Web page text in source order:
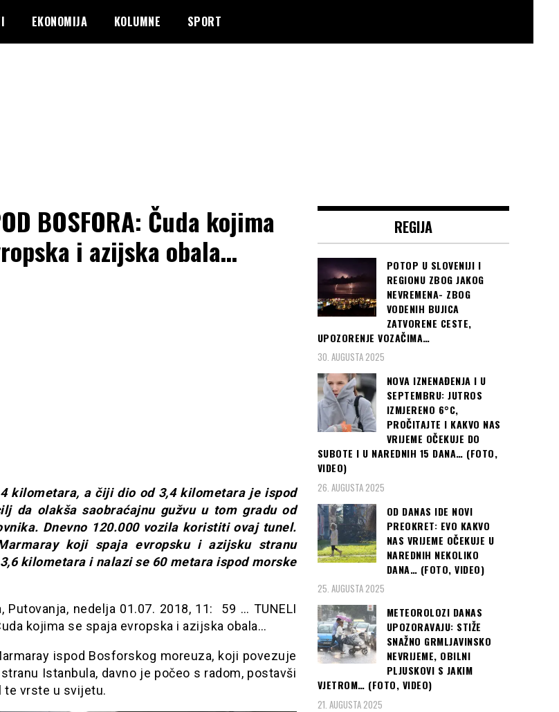
EKONOMIJA KOLUMNE SPORT
BOSFORA: Čuda kojima
i azijska obala…
kilometara, a čiji dio od 3,4 kilometara je ispod
da olakša saobraćajnu gužvu u tom gradu od
Dnevno 120.000 vozila koristiti ovaj tunel.
koji spaja evropsku i azijsku stranu
kilometara i nalazi se 60 metara ispod morske
Putovanja, nedelja 01.07. 2018, 11: 59 … TUNELI
kojima se spaja evropska i azijska obala…
ispod Bosforskog moreuza, koji povezuje
Istanbula, davno je počeo s radom, postavši
te vrste u svijetu.
REGIJA
POTOP U SLOVENIJI I
REGIONU ZBOG JAKOG
NEVREMENA- ZBOG
VODENIH BUJICA
ZATVORENE CESTE,
UPOZORENJE VOZAČIMA…
30. AUGUSTA 2025
NOVA IZNENAĐENJA I U
SEPTEMBRU: JUTROS
IZMJERENO 6°C,
PROČITAJTE I KAKVO NAS
VRIJEME OČEKUJE DO
SUBOTE I U NAREDNIH 15 DANA… (FOTO,
VIDEO)
26. AUGUSTA 2025
OD DANAS IDE NOVI
PREOKRET: EVO KAKVO
NAS VRIJEME OČEKUJE U
NAREDNIH NEKOLIKO
DANA… (FOTO, VIDEO)
25. AUGUSTA 2025
METEOROLOZI DANAS
UPOZORAVAJU: STIŽE
SNAŽNO GRMLJAVINSKO
NEVRIJEME, OBILNI
PLJUSKOVI S JAKIM
VJETROM… (FOTO, VIDEO)
21. AUGUSTA 2025